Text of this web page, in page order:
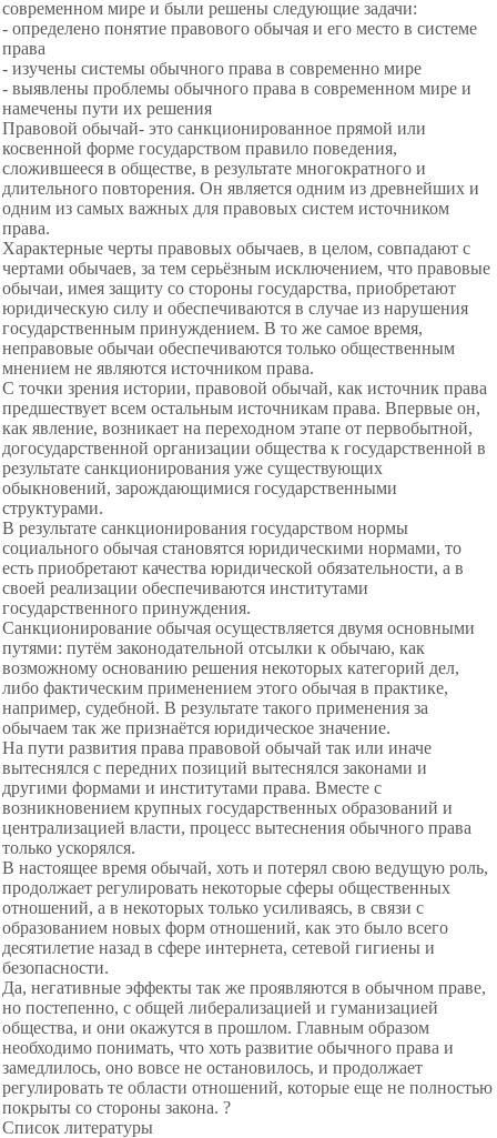
современном мире и были решены следующие задачи:
- определено понятие правового обычая и его место в системе
права
- изучены системы обычного права в современно мире
- выявлены проблемы обычного права в современном мире и
намечены пути их решения
Правовой обычай- это санкционированное прямой или
косвенной форме государством правило поведения,
сложившееся в обществе, в результате многократного и
длительного повторения. Он является одним из древнейших и
одним из самых важных для правовых систем источником
права.
Характерные черты правовых обычаев, в целом, совпадают с
чертами обычаев, за тем серьёзным исключением, что правовые
обычаи, имея защиту со стороны государства, приобретают
юридическую силу и обеспечиваются в случае из нарушения
государственным принуждением. В то же самое время,
неправовые обычаи обеспечиваются только общественным
мнением не являются источником права.
С точки зрения истории, правовой обычай, как источник права
предшествует всем остальным источникам права. Впервые он,
как явление, возникает на переходном этапе от первобытной,
догосударственной организации общества к государственной в
результате санкционирования уже существующих
обыкновений, зарождающимися государственными
структурами.
В результате санкционирования государством нормы
социального обычая становятся юридическими нормами, то
есть приобретают качества юридической обязательности, а в
своей реализации обеспечиваются институтами
государственного принуждения.
Санкционирование обычая осуществляется двумя основными
путями: путём законодательной отсылки к обычаю, как
возможному основанию решения некоторых категорий дел,
либо фактическим применением этого обычая в практике,
например, судебной. В результате такого применения за
обычаем так же признаётся юридическое значение.
На пути развития права правовой обычай так или иначе
вытеснялся с передних позиций вытеснялся законами и
другими формами и институтами права. Вместе с
возникновением крупных государственных образований и
централизацией власти, процесс вытеснения обычного права
только ускорялся.
В настоящее время обычай, хоть и потерял свою ведущую роль,
продолжает регулировать некоторые сферы общественных
отношений, а в некоторых только усиливаясь, в связи с
образованием новых форм отношений, как это было всего
десятилетие назад в сфере интернета, сетевой гигиены и
безопасности.
Да, негативные эффекты так же проявляются в обычном праве,
но постепенно, с общей либерализацией и гуманизацией
общества, и они окажутся в прошлом. Главным образом
необходимо понимать, что хоть развитие обычного права и
замедлилось, оно вовсе не остановилось, и продолжает
регулировать те области отношений, которые еще не полностью
покрыты со стороны закона. ?
Список литературы